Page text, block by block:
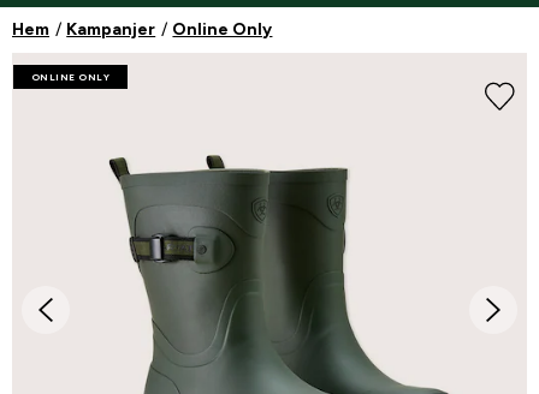
Hem Kampanjer Online Only
ONLINE ONLY